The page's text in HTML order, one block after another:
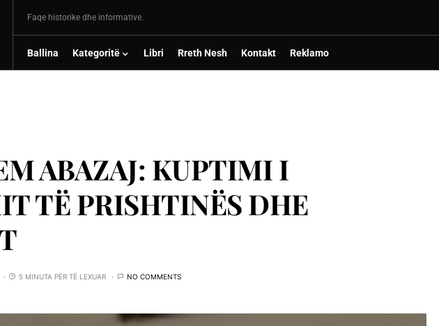
Faqe historike dhe informative.
Ballina Kategoritë Libri Rreth Nesh Kontakt Reklamo
ABAZAJ: KUPTIMI I
TË PRISHTINËS DHE
5 MINUTA PËR TË LEXUAR NO COMMENTS